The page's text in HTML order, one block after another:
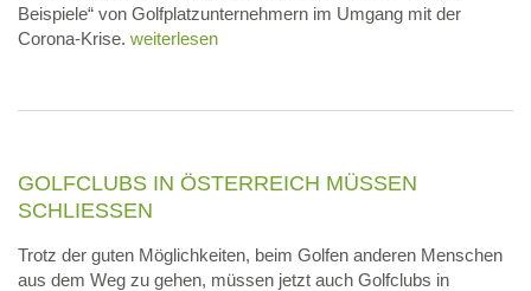
Beispiele“ von Golfplatzunternehmern im Umgang mit der
Corona-Krise. weiterlesen
GOLFCLUBS IN ÖSTERREICH MÜSSEN
SCHLIESSEN
Trotz der guten Möglichkeiten, beim Golfen anderen Menschen
aus dem Weg zu gehen, müssen jetzt auch Golfclubs in